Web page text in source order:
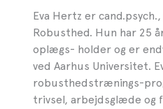
Eva Hertz er
Robusthed. Hun har 25
oplægs- holder og er
ved Aarhus Universitet.
robusthedstrænings-
trivsel, arbejdsglæde og